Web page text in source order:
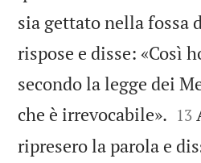
sia gettato nella fossa
rispose e disse: «Così
secondo la legge dei
che è irrevocabile». 

13
ripresero la parola e